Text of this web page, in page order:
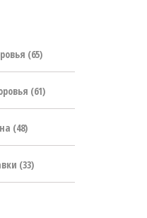
(65)
(61)
(48)
(33)